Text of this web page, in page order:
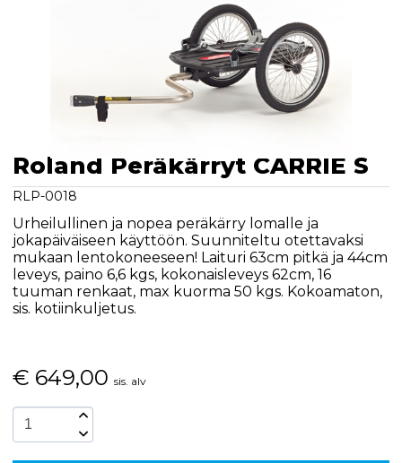
Roland Peräkärryt CARRIE S
RLP-0018
Urheilullinen ja nopea peräkärry lomalle ja
jokapäiväiseen käyttöön. Suunniteltu otettavaksi
mukaan lentokoneeseen! Laituri 63cm pitkä ja 44cm
leveys, paino 6,6 kgs, kokonaisleveys 62cm, 16
tuuman renkaat, max kuorma 50 kgs. Kokoamaton,
sis. kotiinkuljetus.
€ 649,00 sis. alv